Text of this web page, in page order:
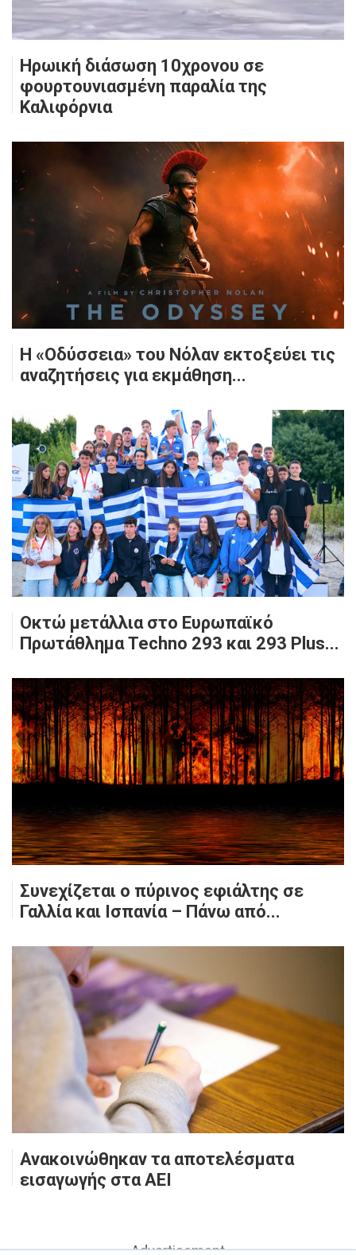
Ηρωική διάσωση 10χρονου σε
φουρτουνιασμένη παραλία της
Καλιφόρνια
Η «Οδύσσεια» του Νόλαν εκτοξεύει τις
αναζητήσεις για εκμάθηση...
Οκτώ μετάλλια στο Ευρωπαϊκό
Πρωτάθλημα Techno 293 και 293 Plus...
Συνεχίζεται ο πύρινος εφιάλτης σε
Γαλλία και Ισπανία – Πάνω από...
Ανακοινώθηκαν τα αποτελέσματα
εισαγωγής στα ΑΕΙ
- Advertisement -